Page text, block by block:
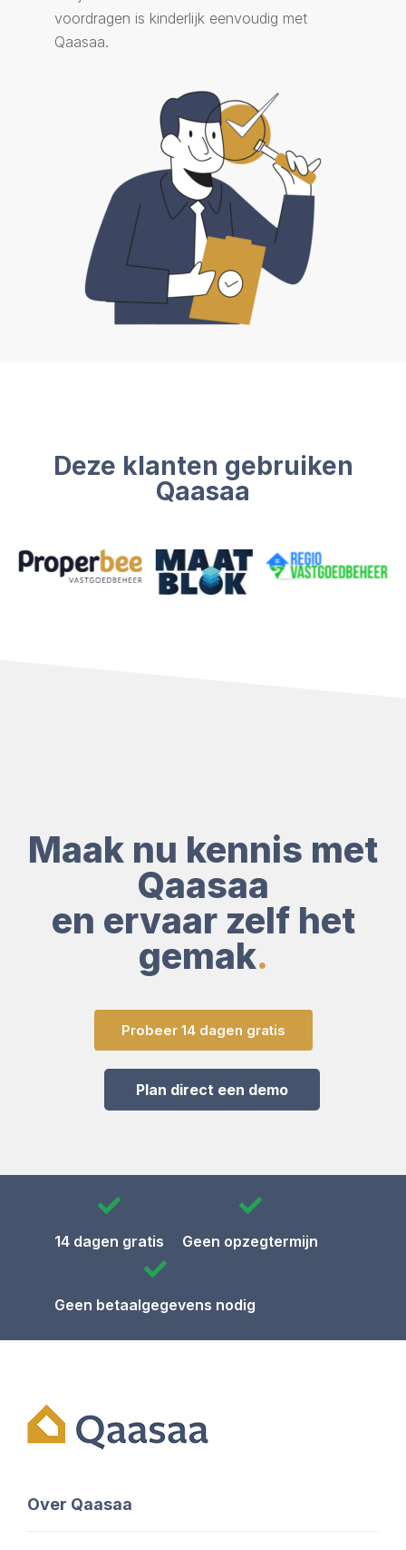
voordragen is kinderlijk eenvoudig met
Qaasaa.
Deze klanten gebruiken
Qaasaa
Maak nu kennis met
Qaasaa
en ervaar zelf het
gemak.
Probeer 14 dagen gratis
Plan direct een demo
14 dagen gratis Geen opzegtermijn
Geen betaalgegevens nodig
Over Qaasaa